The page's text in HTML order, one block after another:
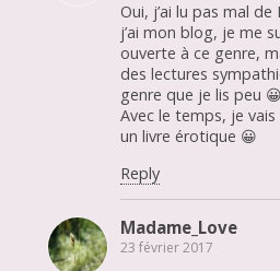
Oui, j’ai lu pas mal
j’ai mon blog, je me
ouverte à ce genre,
des lectures
genre que je lis peu 😀
Avec le temps, je
un livre érotique 😀
Reply
Madame_Love
23 février 2017